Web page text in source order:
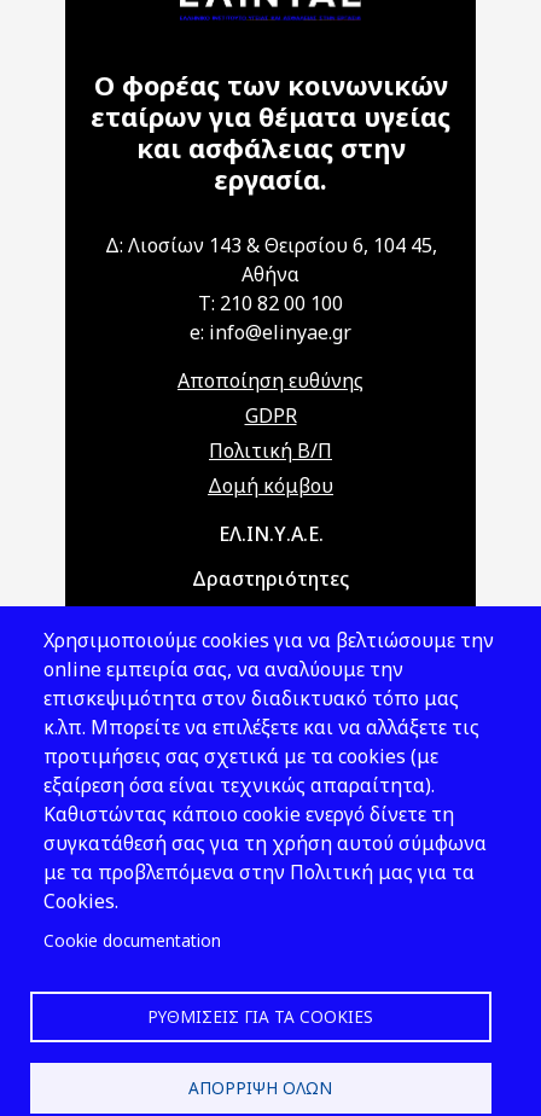
Ο φορέας των κοινωνικών
εταίρων για θέματα υγείας
και ασφάλειας στην
εργασία.
Δ: Λιοσίων 143 & Θειρσίου 6, 104 45,
Αθήνα
T: 210 82 00 100
e: info@elinyae.gr
Αποποίηση ευθύνης
GDPR
Πολιτική Β/Π
Δομή κόμβου
Main navigationΕΛ.ΙΝ.Υ.Α.Ε.
Δραστηριότητες
Νομοθεσία
Εκδόσεις
Νέα - Εκδηλώσεις
Ακολουθήστε μας
Χρησιμοποιούμε cookies για να βελτιώσουμε την
online εμπειρία σας, να αναλύουμε την
επισκεψιμότητα στον διαδικτυακό τόπο μας
κ.λπ. Μπορείτε να επιλέξετε και να αλλάξετε τις
προτιμήσεις σας σχετικά με τα cookies (με
εξαίρεση όσα είναι τεχνικώς απαραίτητα).
Καθιστώντας κάποιο cookie ενεργό δίνετε τη
συγκατάθεσή σας για τη χρήση αυτού σύμφωνα
με τα προβλεπόμενα στην Πολιτική μας για τα
Cookies.
Cookie documentation
ΡΥΘΜΊΣΕΙΣ ΓΙΑ ΤΑ COOKIES
ΑΠΌΡΡΙΨΗ ΌΛΩΝ
2026 © ΕΛ.ΙΝ.Υ.Α.Ε.